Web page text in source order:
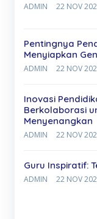
ADMIN 22 NOV
Pentingnya
Menyiapkan
ADMIN 22 NOV
Inovasi
Berkolaborasi
Menyenangkan
ADMIN 22 NOV
Guru Inspiratif:
ADMIN 22 NOV